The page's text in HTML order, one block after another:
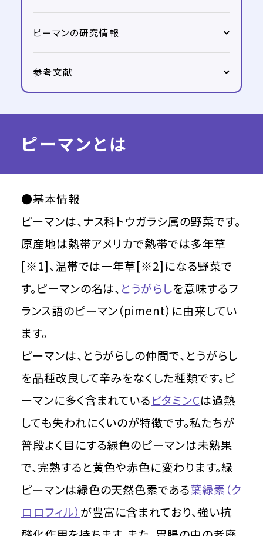
ピーマンの研究情報
参考文献
ピーマンとは
●基本情報
ピーマンは、ナス科トウガラシ属の野菜です。
原産地は熱帯アメリカで熱帯では多年草
[※1]、温帯では一年草[※2]になる野菜で
す。ピーマンの名は、 とうがらしを意味するフ
ランス語のピーマン（piment）に由来してい
ます。
ピーマンは、とうがらしの仲間で、とうがらし
を品種改良して辛みをなくした種類です。ピ
ーマンに多く含まれているビタミンCは過熱
しても失われにくいのが特徴です。私たちが
普段よく目にする緑色のピーマンは未熟果
で、完熟すると黄色や赤色に変わります。緑
ピーマンは緑色の天然色素である葉緑素（ク
ロロフィル） が豊富に含まれており、強い抗